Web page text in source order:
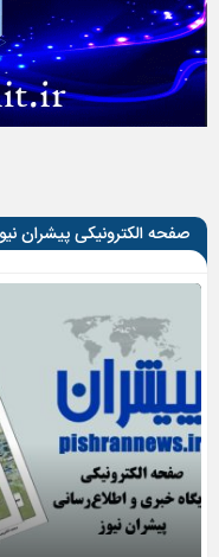
صفحه الکترونیکی پیشران